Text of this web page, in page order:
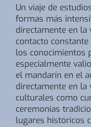
Un viaje de
formas más
directamente en la
contacto
los conocimientos
especialmente
el mandarín en el
directamente en la
culturales como
ceremonias
lugares históricos